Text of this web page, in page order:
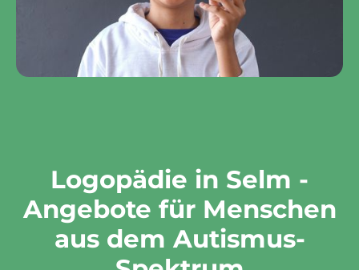
Logopädie in Selm -
Angebote für Menschen
aus dem Autismus-